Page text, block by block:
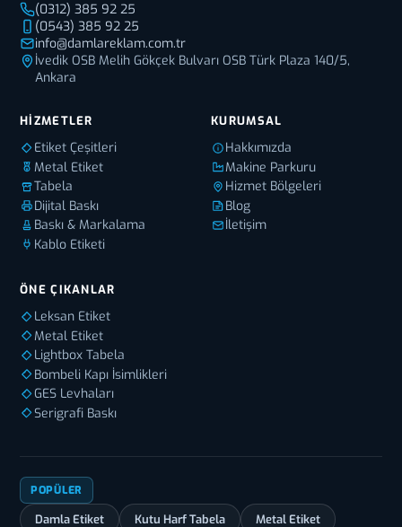
(0312) 385 92 25
(0543) 385 92 25
info@damlareklam.com.tr
İvedik OSB Melih Gökçek Bulvarı OSB Türk Plaza 140/5,
Ankara
HIZMETLER
Etiket Çeşitleri
Metal Etiket
Tabela
Dijital Baskı
Baskı & Markalama
Kablo Etiketi
KURUMSAL
Hakkımızda
Makine Parkuru
Hizmet Bölgeleri
Blog
İletişim
ÖNE ÇIKANLAR
Leksan Etiket
Metal Etiket
Lightbox Tabela
Bombeli Kapı İsimlikleri
GES Levhaları
Serigrafi Baskı
POPÜLER
Damla Etiket Kutu Harf Tabela Metal Etiket